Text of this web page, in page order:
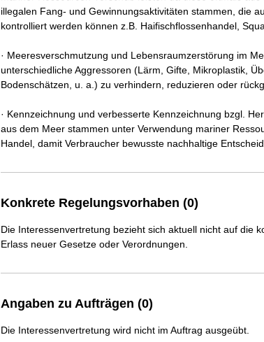
illegalen Fang- und Gewinnungsaktivitäten stammen, die
kontrolliert werden können z.B. Haifischflossenhandel,
· Meeresverschmutzung und Lebensraumzerstörung im
unterschiedliche Aggressoren (Lärm, Gifte, Mikroplastik,
Bodenschätzen, u. a.) zu verhindern, reduzieren oder
· Kennzeichnung und verbesserte Kennzeichnung bzgl.
aus dem Meer stammen unter Verwendung mariner
Handel, damit Verbraucher bewusste nachhaltige
Konkrete Regelungsvorhaben (0)
Die Interessenvertretung bezieht sich aktuell nicht auf die
Erlass neuer Gesetze oder Verordnungen.
Angaben zu Aufträgen (0)
Die Interessenvertretung wird nicht im Auftrag ausgeübt.